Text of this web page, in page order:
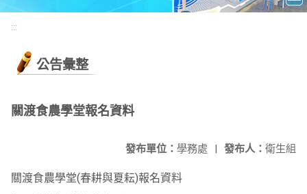
:::
公告彙整
關渡食農學堂報名資料
發布人： 衛生組
發布單位： 學務處 |
關渡食農學堂(春耕與夏耘)報名資料